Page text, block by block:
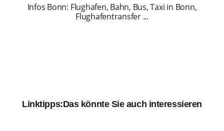
Infos Bonn: Flughafen, Bahn, Bus, Taxi in Bonn,
Flughafentransfer ...
Linktipps:Das könnte Sie auch interessieren